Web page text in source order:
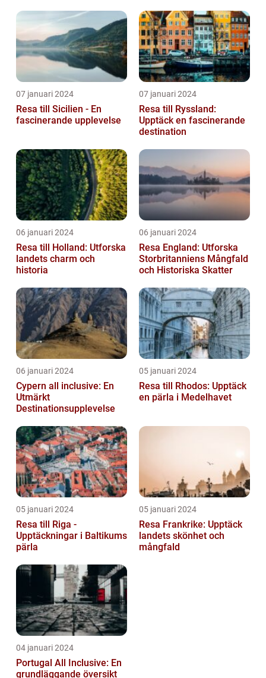
07 januari 2024
Resa till Sicilien - En
fascinerande upplevelse
07 januari 2024
Resa till Ryssland:
Upptäck en fascinerande
destination
06 januari 2024
Resa till Holland: Utforska
landets charm och
historia
06 januari 2024
Resa England: Utforska
Storbritanniens Mångfald
och Historiska Skatter
06 januari 2024
Cypern all inclusive: En
Utmärkt
Destinationsupplevelse
05 januari 2024
Resa till Rhodos: Upptäck
en pärla i Medelhavet
05 januari 2024
Resa till Riga -
Upptäckningar i Baltikums
pärla
05 januari 2024
Resa Frankrike: Upptäck
landets skönhet och
mångfald
04 januari 2024
Portugal All Inclusive: En
grundläggande översikt